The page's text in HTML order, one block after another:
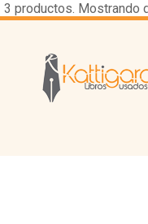
3 productos. Mostrando
Librería Kattigara